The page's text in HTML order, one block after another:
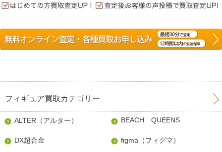
フィギュア買取カテゴリー
ALTER（アルター） BEACH QUEENS
DX超合金 figma（フィグマ）